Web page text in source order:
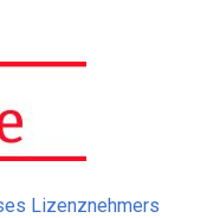
Lizenznehmers